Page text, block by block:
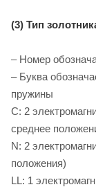
(3) Тип
– Номер
– Буква
пружины
C: 2
среднее
N: 2
положения)
LL: 1